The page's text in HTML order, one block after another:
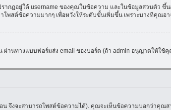
กฏอยู่ใต้ username ของคุณในข้อความ และในข้อมูลส่วนตัว
โพสต์ข้อความมากๆ เพื่อหวังให้ระดับขั้นเพิ่มขึ้น เพราะบางทีคุณ
านทางแบบฟอร์มส่ง email ของบอร์ด (ถ้า admin อนุญาตให้ใช้
จึงจะสามารถโพสต์ข้อความได้). คุณจะเห็นข้อความบอกว่าคุณ